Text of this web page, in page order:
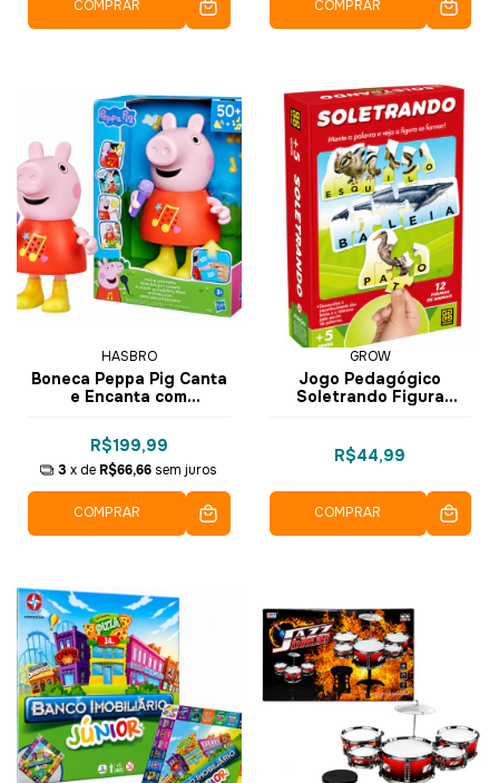
COMPRAR COMPRAR
HASBRO
Boneca Peppa Pig Canta
e Encanta com
R$199,99
3 x de R$66,66 sem juros
COMPRAR
GROW
Jogo Pedagógico
Soletrando Figura
R$44,99
COMPRAR